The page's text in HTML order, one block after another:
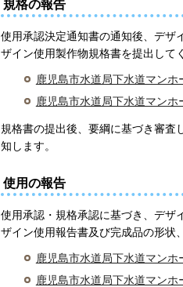
規格の報告
使用承認決定通知書の通知後、デザ
ザイン使用製作物規格書を提出して
鹿児島市水道局下水道マンホ
鹿児島市水道局下水道マンホ
規格書の提出後、要綱に基づき審査
知します。
使用の報告
使用承認・規格承認に基づき、デザ
ザイン使用報告書及び完成品の形状
鹿児島市水道局下水道マンホ
鹿児島市水道局下水道マンホ